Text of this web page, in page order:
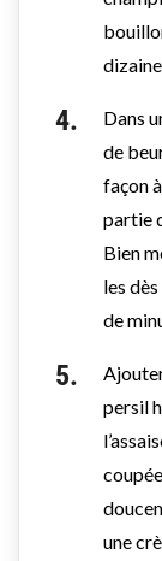
Dans
de
façon
partie
Bien
les
de
persil
une